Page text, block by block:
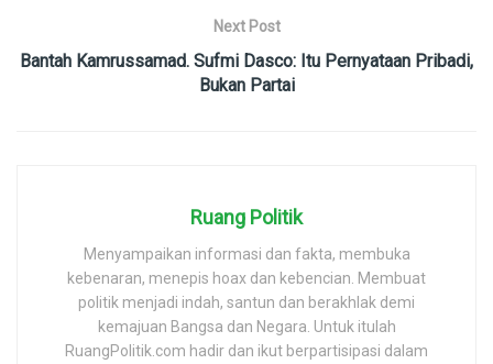
Next Post
Bantah Kamrussamad. Sufmi Dasco: Itu Pernyataan Pribadi,
Bukan Partai
Ruang Politik
Menyampaikan informasi dan fakta, membuka
kebenaran, menepis hoax dan kebencian. Membuat
politik menjadi indah, santun dan berakhlak demi
kemajuan Bangsa dan Negara. Untuk itulah
RuangPolitik.com hadir dan ikut berpartisipasi dalam